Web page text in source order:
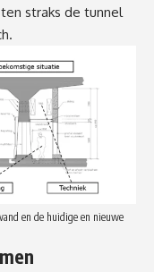
straks de tunnel
en de huidige en nieuwe